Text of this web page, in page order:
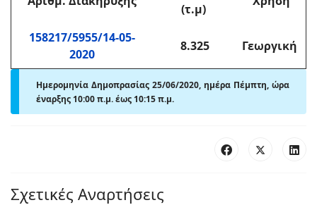
(τ.μ)
158217/5955/14-05-
2020
8.325 Γεωργική
Ημερομηνία Δημοπρασίας 25/06/2020, ημέρα Πέμπτη, ώρα
έναρξης 10:00 π.μ. έως 10:15 π.μ.
Σχετικές Αναρτήσεις